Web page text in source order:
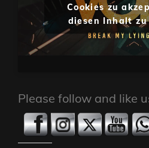
Cookies zu
diesen Inhalt
Please follow and like